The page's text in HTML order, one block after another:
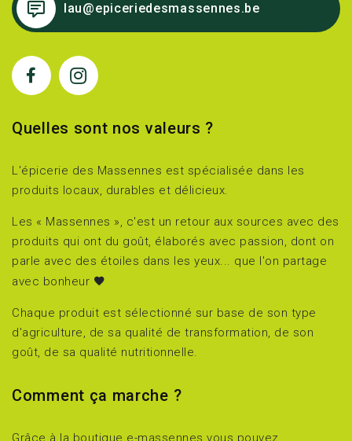
lau@epiceriedesmassennes.be
Quelles sont nos valeurs ?
L'épicerie des Massennes est spécialisée dans les
produits locaux, durables et délicieux.
Les « Massennes », c'est un retour aux sources avec des
produits qui ont du goût, élaborés avec passion, dont on
parle avec des étoiles dans les yeux... que l'on partage
avec bonheur
Chaque produit est sélectionné sur base de son type
d'agriculture, de sa qualité de transformation, de son
goût, de sa qualité nutritionnelle.
Comment ça marche ?
Grâce à la boutique e-massennes vous pouvez